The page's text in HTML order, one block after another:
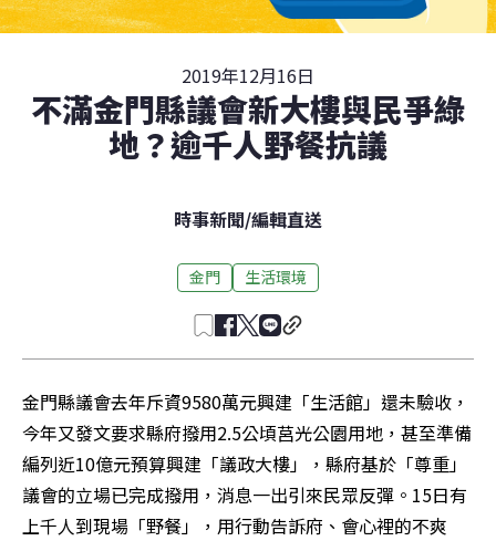
2019年12月16日
不滿金門縣議會新大樓與民爭綠
地？逾千人野餐抗議
時事新聞/編輯直送
金門 生活環境
金門縣議會去年斥資9580萬元興建「生活館」還未驗收，
今年又發文要求縣府撥用2.5公頃莒光公園用地，甚至準備
編列近10億元預算興建「議政大樓」，縣府基於「尊重」
議會的立場已完成撥用，消息一出引來民眾反彈。15日有
上千人到現場「野餐」，用行動告訴府、會心裡的不爽